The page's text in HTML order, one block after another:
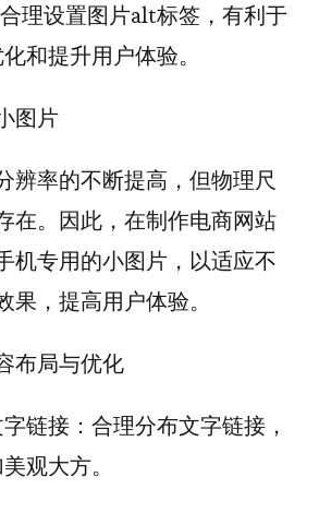
理设置图片alt标签，有利于
和提升用户体验。
图片
辨率的不断提高，但物理尺
在。因此，在制作电商网站
机专用的小图片，以适应不
果，提高用户体验。
布局与优化
链接：合理分布文字链接，
观大方。